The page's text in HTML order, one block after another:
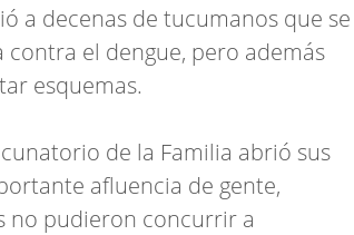
a decenas de tucumanos que se
el dengue, pero además
esquemas.
de la Familia abrió sus
afluencia de gente,
no pudieron concurrir a